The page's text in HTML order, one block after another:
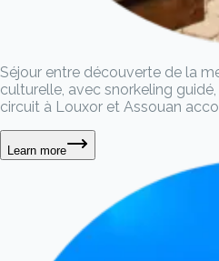
Séjour entre découverte de la
culturelle, avec snorkeling
circuit à Louxor et Assouan
Learn more